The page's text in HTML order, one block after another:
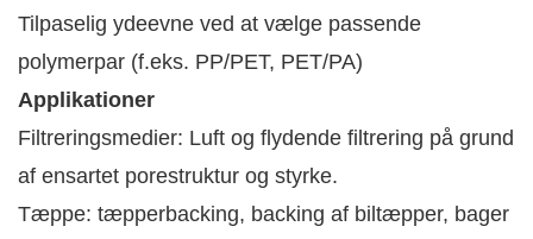
Tilpaselig ydeevne ved at vælge passende
polymerpar (f.eks. PP/PET, PET/PA)
Applikationer
Filtreringsmedier: Luft og flydende filtrering på grund
af ensartet porestruktur og styrke.
Tæppe: tæpperbacking, backing af biltæpper, bager